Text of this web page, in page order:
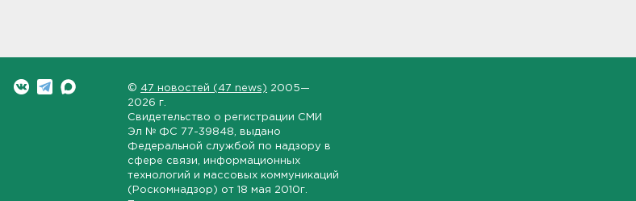
© 47 новостей (47 news) 2005—
2026 г.
Свидетельство о регистрации СМИ
Эл № ФС 77-39848 , выдано
Федеральной службой по надзору в
сфере связи, информационных
технологий и массовых коммуникаций
(Роскомнадзор) от 18 мая 2010г.